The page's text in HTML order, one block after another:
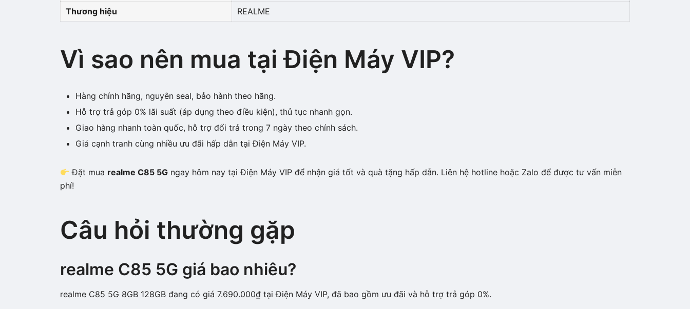
Thương hiệu
REALME
Vì sao nên mua tại Điện Máy VIP?
Hàng chính hãng, nguyên seal, bảo hành theo hãng.
Hỗ trợ trả góp 0% lãi suất (áp dụng theo điều kiện), thủ tục nhanh gọn.
Giao hàng nhanh toàn quốc, hỗ trợ đổi trả trong 7 ngày theo chính sách.
Giá cạnh tranh cùng nhiều ưu đãi hấp dẫn tại Điện Máy VIP.
Đặt mua realme C85 5G ngay hôm nay tại Điện Máy VIP để nhận giá tốt và quà tặng hấp dẫn. Liên hệ hotline hoặc Zalo để được tư vấn miễn
phí!
Câu hỏi thường gặp
realme C85 5G giá bao nhiêu?
realme C85 5G 8GB 128GB đang có giá 7.690.000₫ tại Điện Máy VIP, đã bao gồm ưu đãi và hỗ trợ trả góp 0%.